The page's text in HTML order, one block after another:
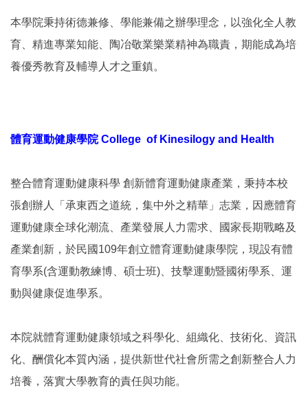
本學院秉持術德兼修、學能兼備之辦學理念，以強化全人教
育、精進專業知能、陶冶敬業樂業精神為職責，期能成為培
養優秀教育及輔導人才之重鎮。
體育運動健康學院 College of Kinesilogy and Health
整合體育運動健康科學 創新體育運動健康產業，秉持本校
張創辦人「承東西之道統，集中外之精華」志業，因應體育
運動健康全球化潮流、產業發展人力需求、國家長期戰略及
產業創新，於民國109年創立體育運動健康學院，現設有體
育學系(含運動教練博、碩士班)、技擊運動暨國術學系、運
動與健康促進學系。
本院就體育運動健康領域之科學化、組織化、技術化、資訊
化、酬償化本質內涵，提供新世代社會所需之創新整合人力
培養，落實大學教育的責任與功能。